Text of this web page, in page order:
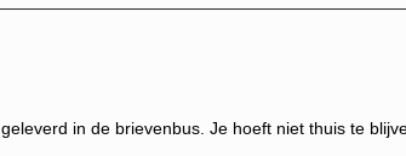
in de brievenbus. Je hoeft niet thuis te